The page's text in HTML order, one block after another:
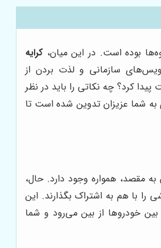
بوده است. در این میان،کرایه
سازمانی و لذت بردن از
کرد؟ چه نکاتی را باید در نظر
به شما عزیزان تدوین شده است تا
مقصد، همواره وجود دارد. حال،
را با هم به اشتراک بگذارند. این
خودروها از بین می‌رود و شما